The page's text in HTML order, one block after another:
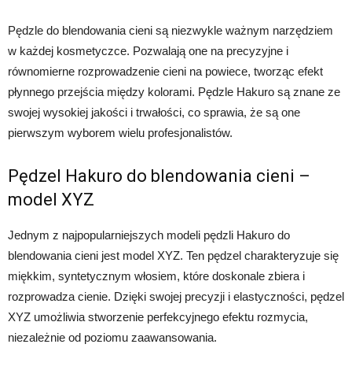
Pędzle do blendowania cieni są niezwykle ważnym narzędziem
w każdej kosmetyczce. Pozwalają one na precyzyjne i
równomierne rozprowadzenie cieni na powiece, tworząc efekt
płynnego przejścia między kolorami. Pędzle Hakuro są znane ze
swojej wysokiej jakości i trwałości, co sprawia, że są one
pierwszym wyborem wielu profesjonalistów.
Pędzel Hakuro do blendowania cieni –
model XYZ
Jednym z najpopularniejszych modeli pędzli Hakuro do
blendowania cieni jest model XYZ. Ten pędzel charakteryzuje się
miękkim, syntetycznym włosiem, które doskonale zbiera i
rozprowadza cienie. Dzięki swojej precyzji i elastyczności, pędzel
XYZ umożliwia stworzenie perfekcyjnego efektu rozmycia,
niezależnie od poziomu zaawansowania.